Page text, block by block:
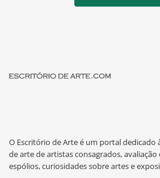
O Escritório de Arte é um portal dedicado
de arte de artistas consagrados,
espólios, curiosidades sobre artes e